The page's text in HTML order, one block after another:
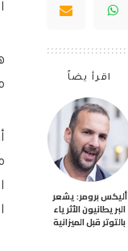
اقرأ يضاً
أليكس برومر: يشعر
البريطانيون الأثرياء
بالتوتر قبل الميزانية